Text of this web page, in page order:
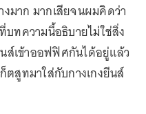
งมาก มากเสียจนผมคิดว่า
ทความนี้อธิบายไม่ใช่สิ่ง
นส์เข้าออฟฟิศกันได้อยู่แล้ว
สูทมาใส่กับกางเกงยีนส์